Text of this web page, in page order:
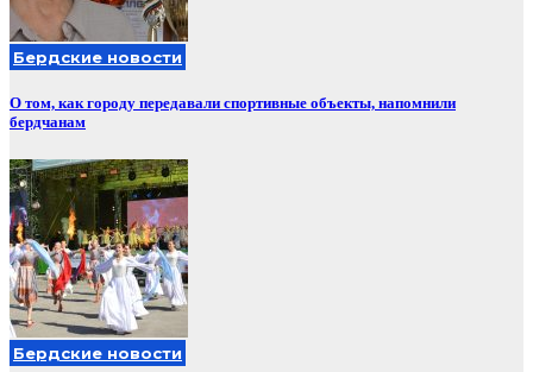
Бердские новости
О том, как городу передавали спортивные объекты, напомнили
бердчанам
Бердские новости